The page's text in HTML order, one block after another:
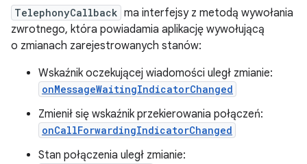
TelephonyCallback ma interfejsy z metodą wywołania
zwrotnego, która powiadamia aplikację wywołującą
o zmianach zarejestrowanych stanów:
Wskaźnik oczekującej wiadomości uległ zmianie:
onMessageWaitingIndicatorChanged
Zmienił się wskaźnik przekierowania połączeń:
onCallForwardingIndicatorChanged
Stan połączenia uległ zmianie: